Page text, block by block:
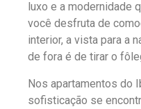
luxo e a modernidade
você desfruta de
interior, a vista para a
de fora é de tirar o
Nos apartamentos do
sofisticação se